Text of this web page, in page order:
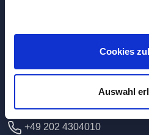
Cookies
Auswahl
Dolphin IT-Systeme e.K.
Clausewitzstr. 47A
+49 202 4304010